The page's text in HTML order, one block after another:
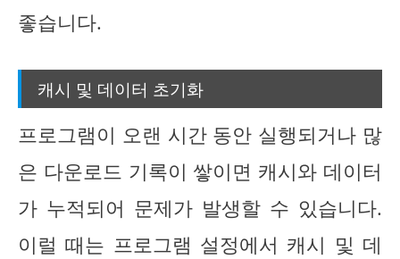
좋습니다.
캐시 및 데이터 초기화
프로그램이 오랜 시간 동안 실행되거나 많
은 다운로드 기록이 쌓이면 캐시와 데이터
가 누적되어 문제가 발생할 수 있습니다.
이럴 때는 프로그램 설정에서 캐시 및 데